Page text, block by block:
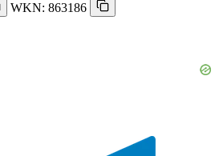
WKN: 863186